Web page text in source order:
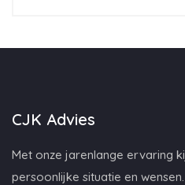
CJK Advies
Met onze jarenlange ervaring
persoonlijke situatie en wensen.